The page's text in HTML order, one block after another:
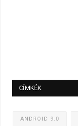
CÍMKÉK
ANDROID 9.0